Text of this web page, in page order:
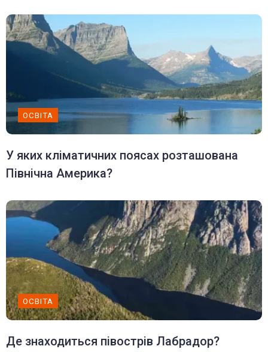
ОСВІТА
У яких кліматичних поясах розташована
Північна Америка?
ОСВІТА
Де знаходиться півострів Лабрадор?